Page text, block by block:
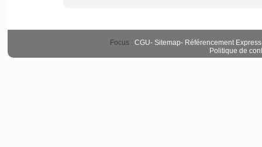
Focus : CGU- Sitemap- Référencement Express
Politique de